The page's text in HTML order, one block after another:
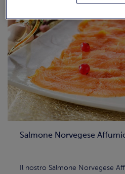
Salmone Norvegese
Il nostro Salmone Norvegese